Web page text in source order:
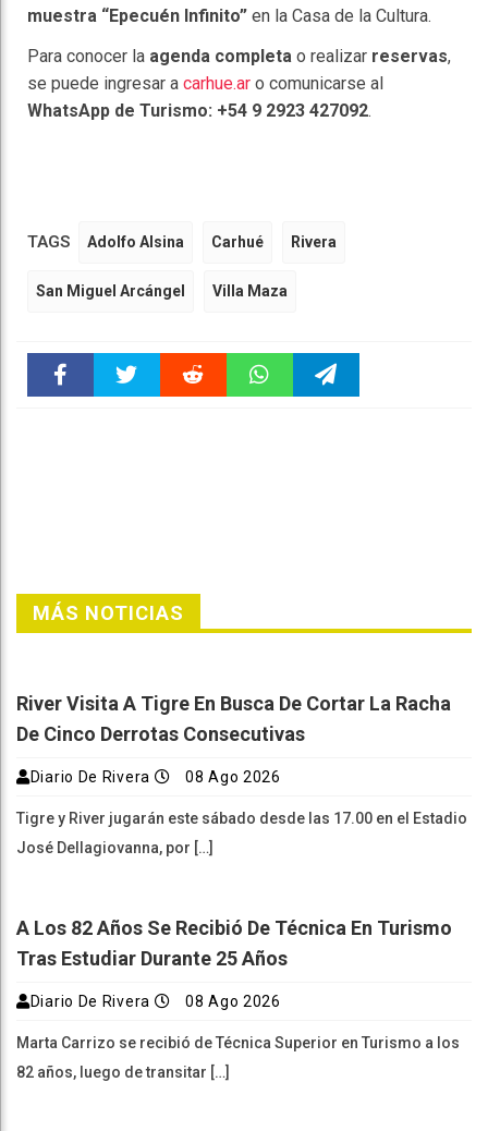
muestra “Epecuén Infinito” en la Casa de la Cultura.
Para conocer la agenda completa o realizar reservas,
se puede ingresar a carhue.ar o comunicarse al
WhatsApp de Turismo: +54 9 2923 427092.
TAGS Adolfo Alsina Carhué Rivera
San Miguel Arcángel Villa Maza
MÁS NOTICIAS
River Visita A Tigre En Busca De Cortar La Racha
De Cinco Derrotas Consecutivas
Diario De Rivera 08 Ago 2026
Tigre y River jugarán este sábado desde las 17.00 en el Estadio
José Dellagiovanna, por […]
A Los 82 Años Se Recibió De Técnica En Turismo
Tras Estudiar Durante 25 Años
Diario De Rivera 08 Ago 2026
Marta Carrizo se recibió de Técnica Superior en Turismo a los
82 años, luego de transitar […]